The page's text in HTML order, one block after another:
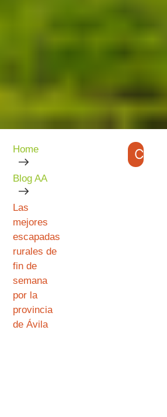
Home
Blog AA
Las
mejores
escapadas
rurales de
fin de
semana
por la
provincia
de Ávila